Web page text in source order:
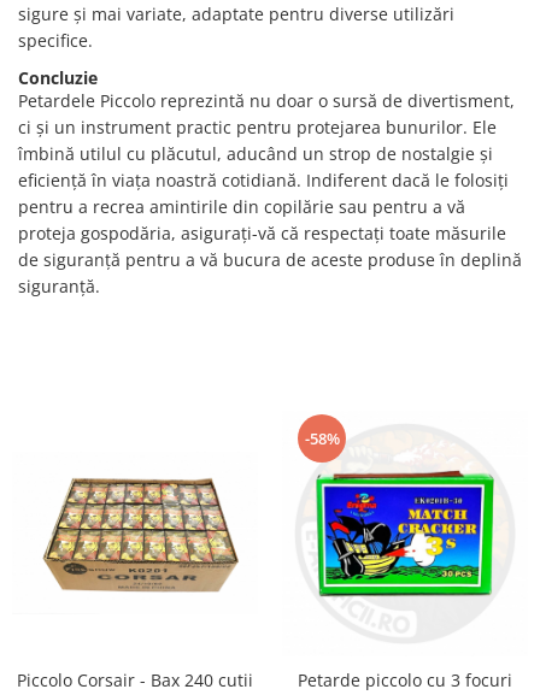
sigure și mai variate, adaptate pentru diverse utilizări
specifice.
Concluzie
Petardele Piccolo reprezintă nu doar o sursă de divertisment,
ci și un instrument practic pentru protejarea bunurilor. Ele
îmbină utilul cu plăcutul, aducând un strop de nostalgie și
eficiență în viața noastră cotidiană. Indiferent dacă le folosiți
pentru a recrea amintirile din copilărie sau pentru a vă
proteja gospodăria, asigurați-vă că respectați toate măsurile
de siguranță pentru a vă bucura de aceste produse în deplină
siguranță.
Piccolo Corsair - Bax 240 cutii
-58%
Petarde piccolo cu 3 focuri